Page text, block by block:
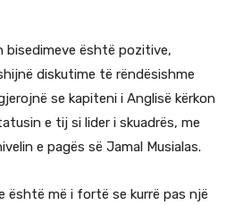
bisedimeve është pozitive,
diskutime të rëndësishme
se kapiteni i Anglisë kërkon
e tij si lider i skuadrës, me
e pagës së Jamal Musialas.
është më i fortë se kurrë pas një